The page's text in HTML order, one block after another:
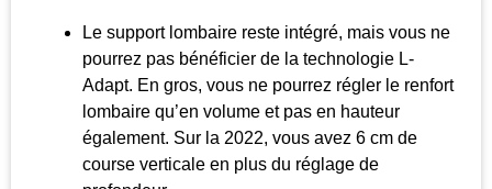
Le support lombaire reste intégré, mais vous ne
pourrez pas bénéficier de la technologie L-
Adapt. En gros, vous ne pourrez régler le renfort
lombaire qu’en volume et pas en hauteur
également. Sur la 2022, vous avez 6 cm de
course verticale en plus du réglage de